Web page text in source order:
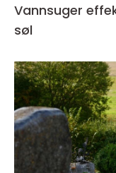
Vannsuger effektiv håndtering av vann og
søl